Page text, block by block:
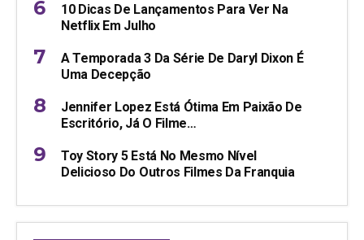
10 Dicas De Lançamentos Para Ver Na
Netflix Em Julho
A Temporada 3 Da Série De Daryl Dixon É
Uma Decepção
Jennifer Lopez Está Ótima Em Paixão De
Escritório, Já O Filme…
Toy Story 5 Está No Mesmo Nível
Delicioso Do Outros Filmes Da Franquia